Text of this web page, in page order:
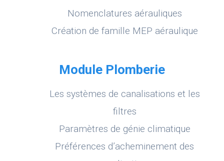
Nomenclatures aérauliques
Création de famille MEP aéraulique
Module Plomberie
Les systèmes de canalisations et les
filtres
Paramètres de génie climatique
Préférences d’acheminement des